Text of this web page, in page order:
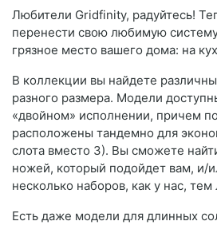
Любители Gridfinity, радуйтесь!
перенести свою любимую
грязное место вашего дома: на
В коллекции вы найдете
разного размера. Модели
«двойном» исполнении, причем
расположены тандемно для
слота вместо 3). Вы сможете
ножей, который подойдет вам, и/
несколько наборов, как у нас,
Есть даже модели для длинных